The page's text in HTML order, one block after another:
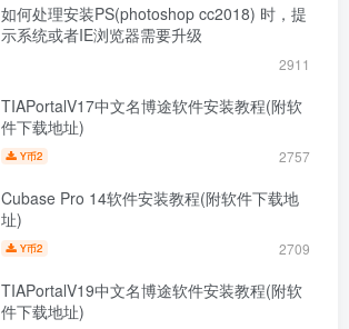
如何处理安装PS(photoshop cc2018) 时，提
示系统或者IE浏览器需要升级
2911
TIAPortalV17中文名博途软件安装教程(附软
件下载地址)
Y币2 2757
Cubase Pro 14软件安装教程(附软件下载地
址)
Y币2 2709
TIAPortalV19中文名博途软件安装教程(附软
件下载地址)